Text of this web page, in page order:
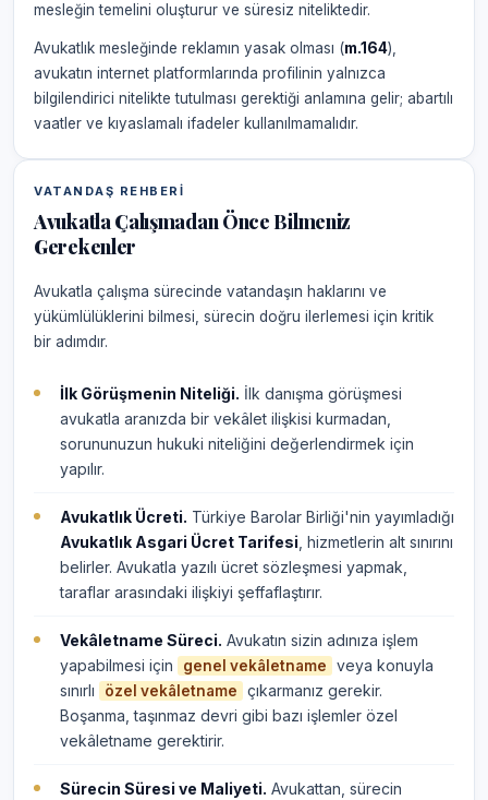
mesleğin temelini oluşturur ve süresiz niteliktedir.
Avukatlık mesleğinde reklamın yasak olması (m.164),
avukatın internet platformlarında profilinin yalnızca
bilgilendirici nitelikte tutulması gerektiği anlamına gelir; abartılı
vaatler ve kıyaslamalı ifadeler kullanılmamalıdır.
VATANDAŞ REHBERI
Avukatla Çalışmadan Önce Bilmeniz
Gerekenler
Avukatla çalışma sürecinde vatandaşın haklarını ve
yükümlülüklerini bilmesi, sürecin doğru ilerlemesi için kritik
bir adımdır.
İlk Görüşmenin Niteliği. İlk danışma görüşmesi
avukatla aranızda bir vekâlet ilişkisi kurmadan,
sorununuzun hukuki niteliğini değerlendirmek için
yapılır.
Avukatlık Ücreti. Türkiye Barolar Birliği'nin yayımladığı
Avukatlık Asgari Ücret Tarifesi , hizmetlerin alt sınırını
belirler. Avukatla yazılı ücret sözleşmesi yapmak,
taraflar arasındaki ilişkiyi şeffaflaştırır.
Vekâletname Süreci. Avukatın sizin adınıza işlem
yapabilmesi için
genel vekâletname
veya konuyla
sınırlı
özel vekâletname
çıkarmanız gerekir.
Boşanma, taşınmaz devri gibi bazı işlemler özel
vekâletname gerektirir.
Sürecin Süresi ve Maliyeti. Avukattan, sürecin